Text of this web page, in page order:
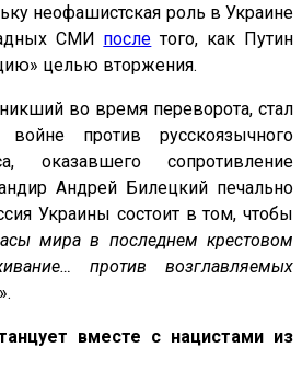
неофашистская роль в Украине
СМИ после того, как Путин
целью вторжения.
во время переворота, стал
против русскоязычного
оказавшего сопротивление
Андрей Билецкий печально
Украины состоит в том, чтобы
мира в последнем крестовом
против возглавляемых
».
вместе с нацистами из